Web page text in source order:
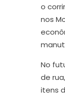
o
nos
No
de
itens